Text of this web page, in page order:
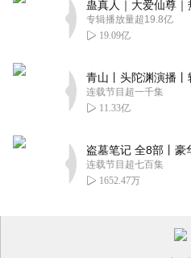
专辑播放量超19.8亿
19.09亿
连载节目超一千集
11.33亿
连载节目超七百集
1652.47万